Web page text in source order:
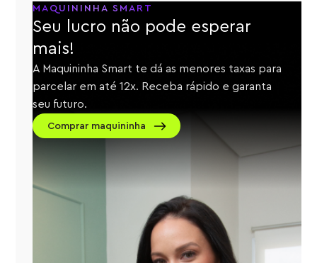
MAQUININHA SMART
Seu lucro não pode esperar
mais!
A Maquininha Smart te dá as menores taxas para
parcelar em até 12x. Receba rápido e garanta
seu futuro.
Comprar maquininha